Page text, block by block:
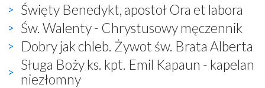
Święty Benedykt, apostoł Ora et labora
Św. Walenty - Chrystusowy męczennik
Dobry jak chleb. Żywot św. Brata Alberta
Sługa Boży ks. kpt. Emil Kapaun - kapelan
niezłomny